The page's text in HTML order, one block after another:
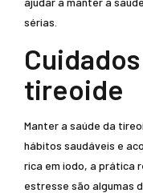
sérias.
tireoide
Manter a saúde da
hábitos saudáveis e
rica em iodo, a prática
estresse são algumas